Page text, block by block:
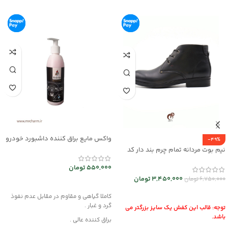
-49%
نیم بوت مردانه تمام چرم بند دار کد
6,750,000تومان3,450,000تومان
توجه: قالب این کفش یک سایز بزرگتر می
باشد.
واکس مایع براق کننده داشبورد خودرو
550,000تومان
کاملا گیاهی و مقاوم در مقابل عدم نفوذ
گرد و غبار .
براق کننده عالی .